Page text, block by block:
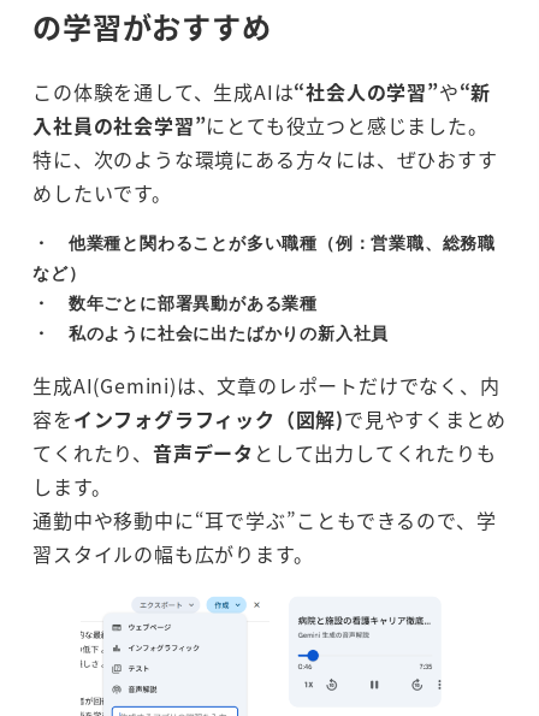
の学習がおすすめ
この体験を通して、生成AIは“社会人の学習”や“新
入社員の社会学習”にとても役立つと感じました。
特に、次のような環境にある方々には、ぜひおすす
めしたいです。
・　他業種と関わることが多い職種（例：営業職、総務職
など）
・　数年ごとに部署異動がある業種
・　私のように社会に出たばかりの新入社員
生成AI(Gemini)は、文章のレポートだけでなく、内
容をインフォグラフィック（図解)で見やすくまとめ
てくれたり、 音声データ として出力してくれたりも
します。
通勤中や移動中に“耳で学ぶ”こともできるので、学
習スタイルの幅も広がります。